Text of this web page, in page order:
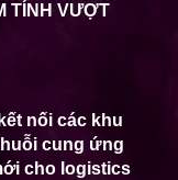
TÍNH VƯỢT
nối các khu
cung ứng
cho logistics